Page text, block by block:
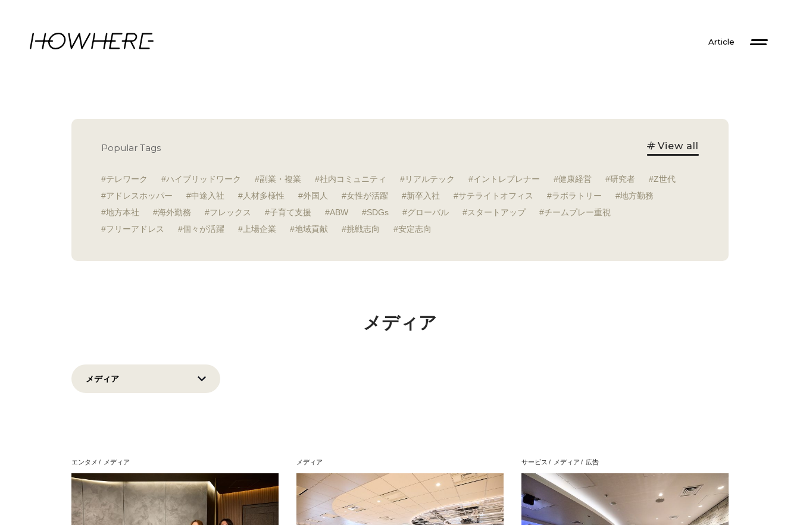
Article
Popular Tags
テレワーク ハイブリッドワーク 副業・複業 社内コミュニティ リアルテック イントレプレナー 健康経営 研究者
Z世代
アドレスホッパー
中途入社 人材多様性 外国人 女性が活躍 新卒入社 サテライトオフィス ラボラトリー
地方勤務
地方本社
海外勤務 フレックス 子育て支援 ABW SDGs グローバル スタートアップ
チームプレー重視
フリーアドレス
個々が活躍 上場企業 地域貢献 挑戦志向 安定志向
View all
メディア
エンタメ メディア メディア サービス メディア 広告